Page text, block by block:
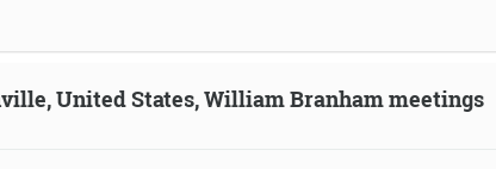
United States, William Branham meetings